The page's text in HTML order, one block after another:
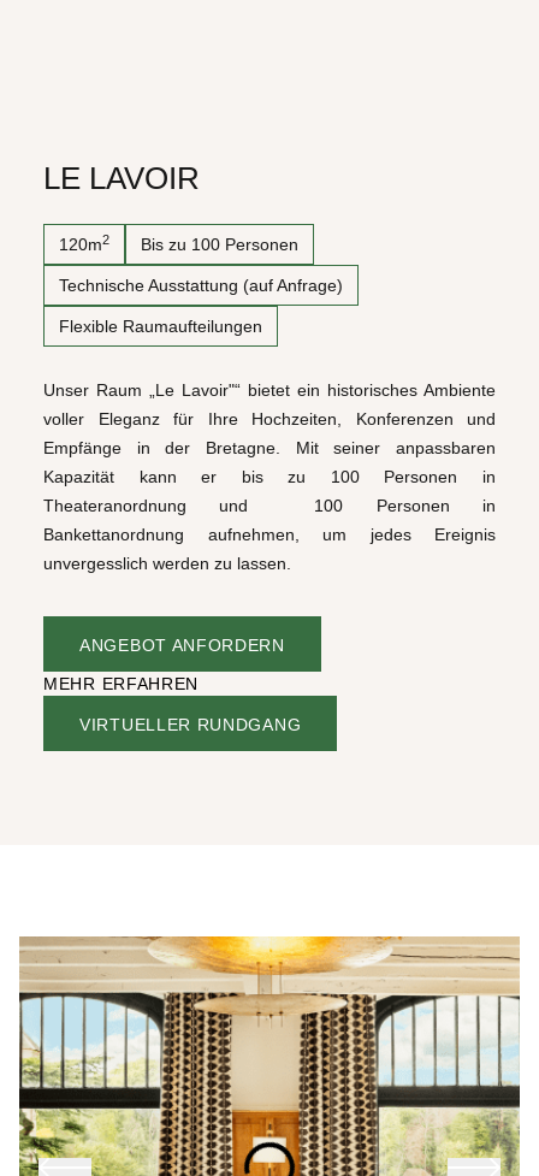
LE LAVOIR
120m2 Bis zu 100 Personen
Technische Ausstattung (auf Anfrage)
Flexible Raumaufteilungen
Unser Raum „Le Lavoir"“ bietet ein historisches Ambiente
voller Eleganz für Ihre Hochzeiten, Konferenzen und
Empfänge in der Bretagne. Mit seiner anpassbaren
Kapazität kann er bis zu 100 Personen in
Theateranordnung und 100 Personen in
Bankettanordnung aufnehmen, um jedes Ereignis
unvergesslich werden zu lassen.
ANGEBOT ANFORDERN
MEHR ERFAHREN
VIRTUELLER RUNDGANG